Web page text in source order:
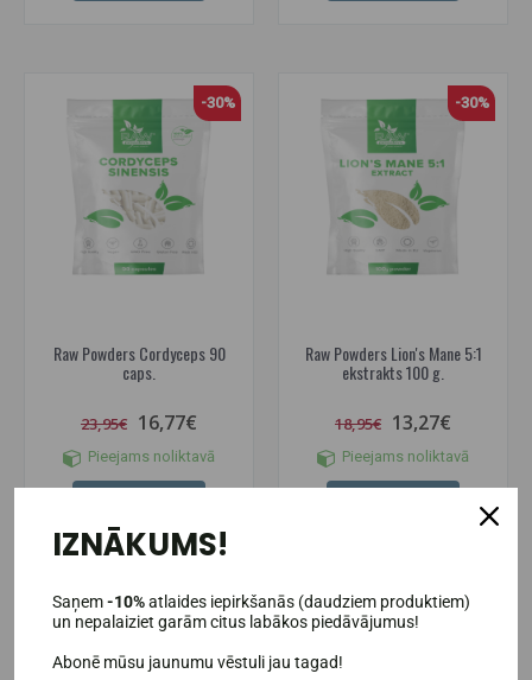
-30%
Raw Powders Cordyceps 90
caps.
23,95€ 16,77€
Pieejams noliktavā
-30%
Raw Powders Lion's Mane 5:1
ekstrakts 100 g.
18,95€ 13,27€
Pieejams noliktavā
-30%
IZNĀKUMS!
Saņem-10%atlaides iepirkšanās (daudziem produktiem)
un nepalaiziet garām citus labākos piedāvājumus!
Abonē mūsu jaunumu vēstuli jau tagad!